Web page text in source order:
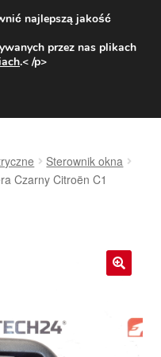
31 zł
800 003 167
Sterownik okna
Czarny Citroën C1
najlepszą jakość
przez nas plikach
.< /p>